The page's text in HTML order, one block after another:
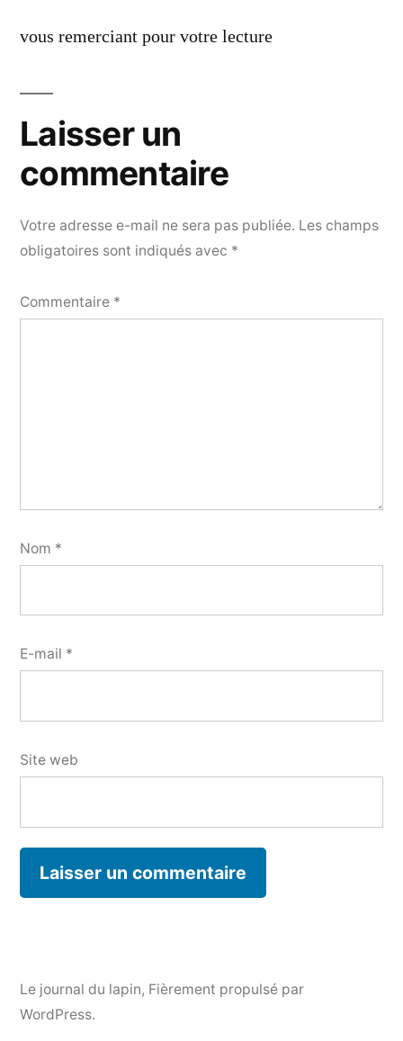
vous remerciant pour votre lecture
Laisser un
commentaire
Votre adresse e-mail ne sera pas publiée. Les champs
obligatoires sont indiqués avec *
Commentaire *
Nom *
E-mail *
Site web
Le journal du lapin, Fièrement propulsé par
WordPress.